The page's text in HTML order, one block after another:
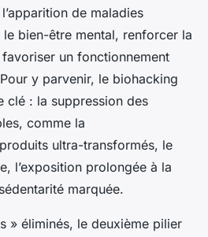
de maladies
bien-être mental, renforcer la
un fonctionnement
y parvenir, le biohacking
clé : la suppression des
comme la
ultra-transformés, le
l’exposition prolongée à la
marquée.
» éliminés, le deuxième pilier